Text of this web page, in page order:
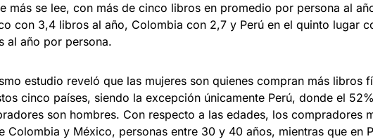
más se lee, con más de cinco libros en promedio por persona al
con 3,4 libros al año, Colombia con 2,7 y Perú en el quinto lugar
al año por persona.
estudio reveló que las mujeres son quienes compran más libros
cinco países, siendo la excepción únicamente Perú, donde el
son hombres. Con respecto a las edades, los compradores
Colombia y México, personas entre 30 y 40 años, mientras que en